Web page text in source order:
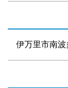
伊万里市南